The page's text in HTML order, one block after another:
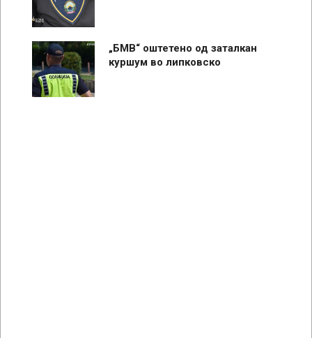
„БМВ“ оштетено од заталкан
куршум во липковско